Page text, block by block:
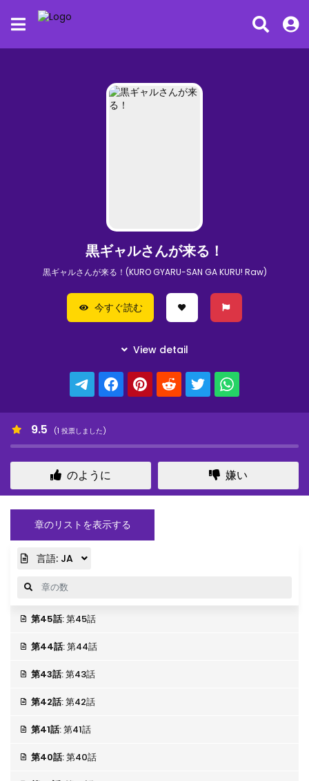
黒ギャルさんが来る！
黒ギャルさんが来る！(KURO GYARU-SAN GA KURU! Raw)
今すぐ読む
9.5 (1 投票しました)
のように 嫌い
章のリストを表示する
言語: JA
第45話: 第45話
第44話: 第44話
第43話: 第43話
第42話: 第42話
第41話: 第41話
第40話: 第40話